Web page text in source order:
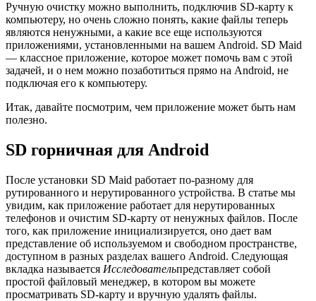
Ручную очистку можно выполнить, подключив SD-карту к
компьютеру, но очень сложно понять, какие файлы теперь
являются ненужными, а какие все еще используются
приложениями, установленными на вашем Android. SD Maid
— классное приложение, которое может помочь вам с этой
задачей, и о нем можно позаботиться прямо на Android, не
подключая его к компьютеру.
Итак, давайте посмотрим, чем приложение может быть нам
полезно.
SD горничная для Android
После установки SD Maid работает по-разному для
рутированного и нерутированного устройства. В статье мы
увидим, как приложение работает для нерутированных
телефонов и очистим SD-карту от ненужных файлов. После
того, как приложение инициализируется, оно дает вам
представление об используемом и свободном пространстве,
доступном в разных разделах вашего Android. Следующая
вкладка называется Исследовательпредставляет собой
простой файловый менеджер, в котором вы можете
просматривать SD-карту и вручную удалять файлы.